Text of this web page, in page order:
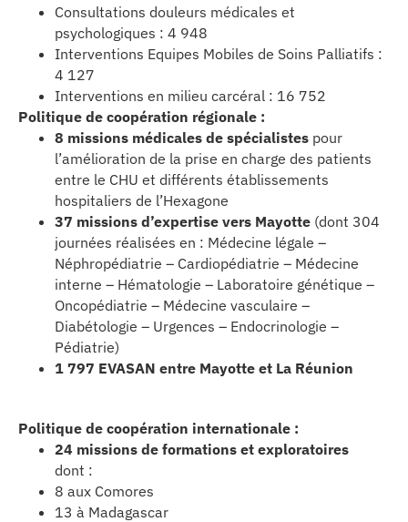
Consultations douleurs médicales et
psychologiques : 4 948
Interventions Equipes Mobiles de Soins Palliatifs :
4 127
Interventions en milieu carcéral : 16 752
Politique de coopération régionale :
8 missions médicales de spécialistes pour
l’amélioration de la prise en charge des patients
entre le CHU et différents établissements
hospitaliers de l’Hexagone
37 missions d’expertise vers Mayotte (dont 304
journées réalisées en : Médecine légale –
Néphropédiatrie – Cardiopédiatrie – Médecine
interne – Hématologie – Laboratoire génétique –
Oncopédiatrie – Médecine vasculaire –
Diabétologie – Urgences – Endocrinologie –
Pédiatrie)
1 797 EVASAN entre Mayotte et La Réunion
Politique de coopération internationale :
24 missions de formations et exploratoires
dont :
8 aux Comores
13 à Madagascar